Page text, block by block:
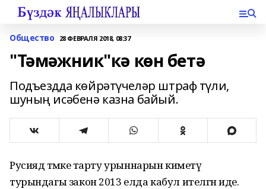
Общество 28 ФЕВРАЛЯ 2018, 08:37
"Тәмәжник"кә көн бетә
Подъездда көйрәтүчеләр штраф түли,
шуның исәбенә казна байый.
Русиядә тәмәке тарту урыннарын киметү
турындагы закон 2013 елда кабул ителгән иде.